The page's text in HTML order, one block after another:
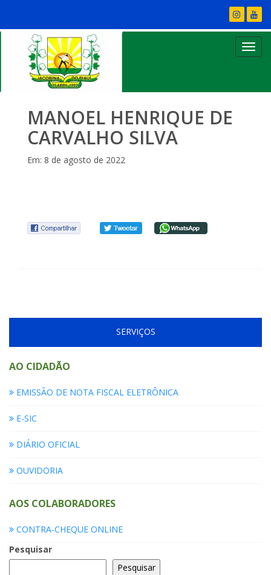
MANOEL HENRIQUE DE
CARVALHO SILVA
Em: 8 de agosto de 2022
SERVIÇOS
AO CIDADÃO
EMISSÃO DE NOTA FISCAL ELETRÔNICA
E-SIC
DIÁRIO OFICIAL
OUVIDORIA
AOS COLABORADORES
CONTRA-CHEQUE ONLINE
Pesquisar
Pesquisar